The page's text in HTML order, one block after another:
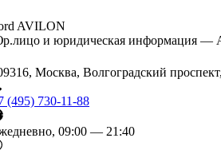
AVILON
и юридическая информация —
Москва, Волгоградский
(495) 730-11-88
09:00 — 21:40